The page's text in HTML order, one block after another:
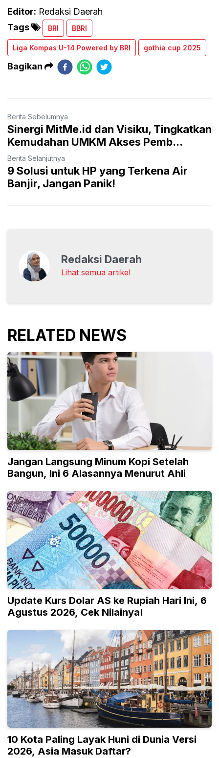
Editor: Redaksi Daerah
Tags
BRI BBRI
Liga Kompas U-14 Powered by BRI gothia cup 2025
Bagikan
Berita Sebelumnya
Sinergi MitMe.id dan Visiku, Tingkatkan
Kemudahan UMKM Akses Pemb...
Berita Selanjutnya
9 Solusi untuk HP yang Terkena Air
Banjir, Jangan Panik!
Redaksi Daerah
Lihat semua artikel
RELATED NEWS
Jangan Langsung Minum Kopi Setelah
Bangun, Ini 6 Alasannya Menurut Ahli
Update Kurs Dolar AS ke Rupiah Hari Ini, 6
Agustus 2026, Cek Nilainya!
10 Kota Paling Layak Huni di Dunia Versi
2026, Asia Masuk Daftar?